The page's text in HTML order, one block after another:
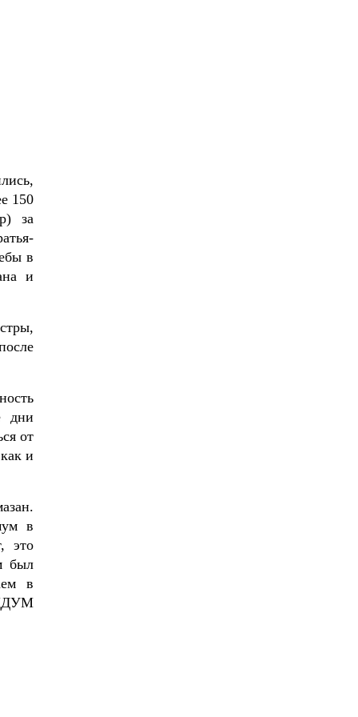
150
за
в
и
дни
от
и
в
это
был
в